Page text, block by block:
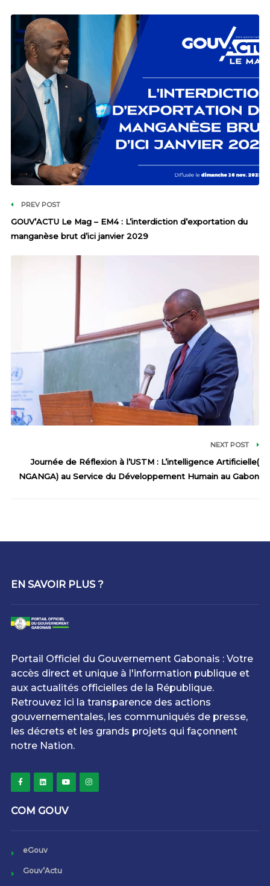
PREV POST
GOUV’ACTU Le Mag – EM4 : L’interdiction d’exportation du
manganèse brut d’ici janvier 2029
NEXT POST
Journée de Réflexion à l’USTM : L’intelligence Artificielle(
NGANGA) au Service du Développement Humain au Gabon
EN SAVOIR PLUS ?
Portail Officiel du Gouvernement Gabonais : Votre
accès direct et unique à l'information publique et
aux actualités officielles de la République.
Retrouvez ici la transparence des actions
gouvernementales, les communiqués de presse,
les décrets et les grands projets qui façonnent
notre Nation.
COM GOUV
eGouv
Gouv’Actu